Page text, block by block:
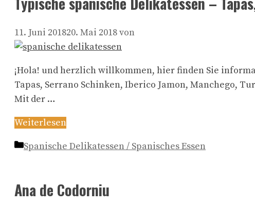
11. Juni 201820. Mai 2018von
¡Hola! und herzlich willkommen, hier finden Sie
Tapas, Serrano Schinken, Iberico Jamon, Manchego,
Mit der …
Weiterlesen
Kategorien
Spanische Delikatessen / Spanisches Essen
Ana de Codorniu